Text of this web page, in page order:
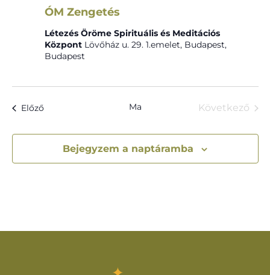
ÓM Zengetés
Létezés Öröme Spirituális és Meditációs
Központ Lövőház u. 29. 1.emelet, Budapest,
Budapest
ElőzőEsemények Ma
Következő
Bejegyzem a naptáramba